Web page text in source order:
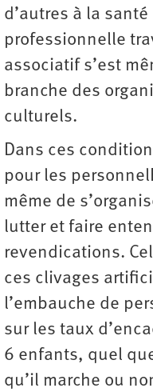
d’autres à la
professionnelle
associatif s’est
branche des
culturels.
Dans ces
pour les
même de
lutter et faire
revendications.
ces clivages
l’embauche de
sur les taux
6 enfants, quel
qu’il marche ou